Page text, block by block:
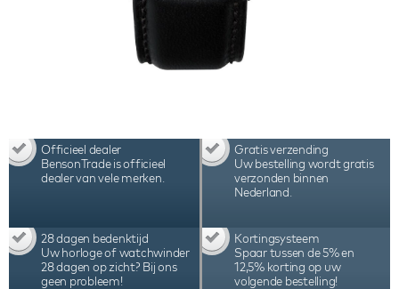
Officieel dealer
BensonTrade is officieel
dealer van vele merken.
Gratis verzending
Uw bestelling wordt gratis
verzonden binnen
Nederland.
28 dagen bedenktijd
Uw horloge of watchwinder
28 dagen op zicht? Bij ons
geen probleem!
Kortingsysteem
Spaar tussen de 5% en
12,5% korting op uw
volgende bestelling!